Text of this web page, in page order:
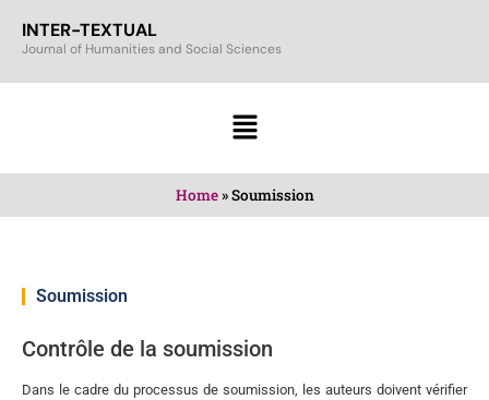
INTER-TEXTUAL
Journal of Humanities and Social Sciences
Home»Soumission
Soumission
Contrôle de la soumission
Dans le cadre du processus de soumission, les auteurs doivent vérifier